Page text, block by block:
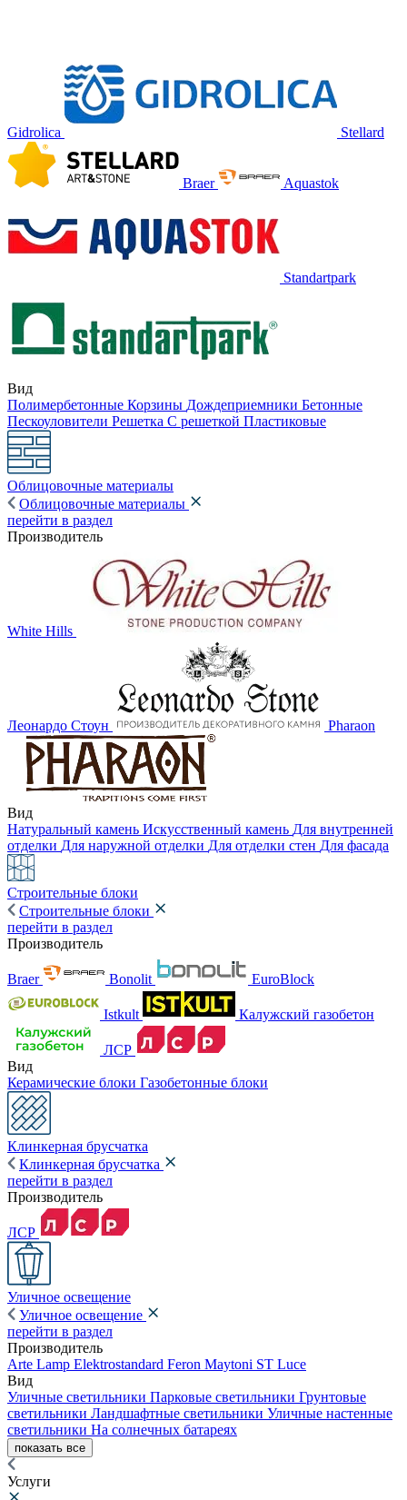
Gidrolica Stellard
Braer Aquastok
Standartpark
Вид
Полимербетонные Корзины Дождеприемники Бетонные
Пескоуловители Решетка С решеткой Пластиковые
Облицовочные материалы
Облицовочные материалы
перейти в раздел
Производитель
White Hills
Леонардо Стоун Pharaon
Вид
Натуральный камень Искусственный камень Для внутренней
отделки Для наружной отделки Для отделки стен Для фасада
Строительные блоки
Строительные блоки
перейти в раздел
Производитель
Braer Bonolit EuroBlock
Istkult Калужский газобетон
ЛСР
Вид
Керамические блоки Газобетонные блоки
Клинкерная брусчатка
Клинкерная брусчатка
перейти в раздел
Производитель
ЛСР
Уличное освещение
Уличное освещение
перейти в раздел
Производитель
Arte Lamp Elektrostandard Feron Maytoni ST Luce
Вид
Уличные светильники Парковые светильники Грунтовые
светильники Ландшафтные светильники Уличные настенные
светильники На солнечных батареях
показать все
Услуги